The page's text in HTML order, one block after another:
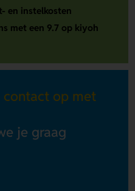
en instelkosten
met een 9.7 op kiyoh
contact op met
je graag